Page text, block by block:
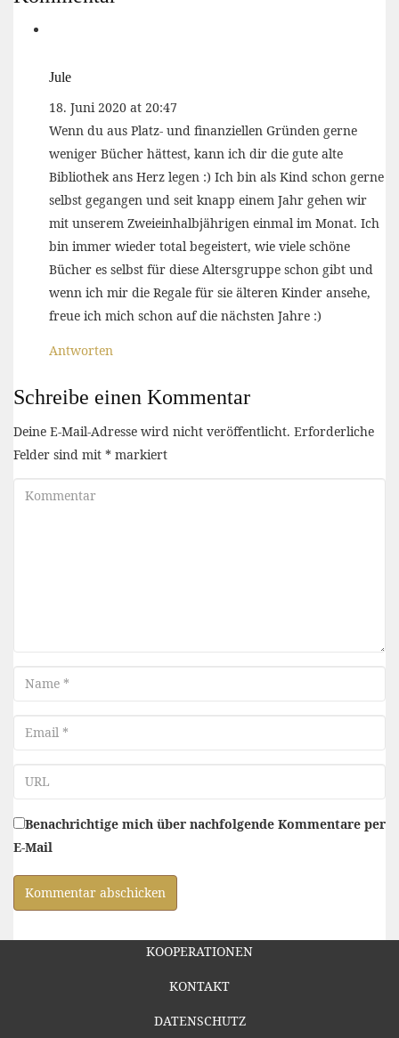
Jule
18. Juni 2020 at 20:47
Wenn du aus Platz- und finanziellen Gründen gerne
weniger Bücher hättest, kann ich dir die gute alte
Bibliothek ans Herz legen :) Ich bin als Kind schon gerne
selbst gegangen und seit knapp einem Jahr gehen wir
mit unserem Zweieinhalbjährigen einmal im Monat. Ich
bin immer wieder total begeistert, wie viele schöne
Bücher es selbst für diese Altersgruppe schon gibt und
wenn ich mir die Regale für sie älteren Kinder ansehe,
freue ich mich schon auf die nächsten Jahre :)
Antworten
Schreibe einen Kommentar
Deine E-Mail-Adresse wird nicht veröffentlicht. Erforderliche
Felder sind mit * markiert
Kommentar
Name
Email
Benachrichtige mich über nachfolgende Kommentare per
E-Mail
KOOPERATIONEN
KONTAKT
DATENSCHUTZ